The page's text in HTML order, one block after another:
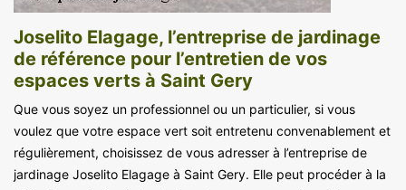
Joselito Elagage, l’entreprise de jardinage
de référence pour l’entretien de vos
espaces verts à Saint Gery
Que vous soyez un professionnel ou un particulier, si vous
voulez que votre espace vert soit entretenu convenablement et
régulièrement, choisissez de vous adresser à l’entreprise de
jardinage Joselito Elagage à Saint Gery. Elle peut procéder à la